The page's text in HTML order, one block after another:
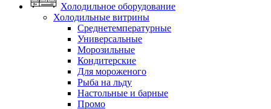
Холодильное оборудование
Холодильные витрины
Среднетемпературные
Универсальные
Морозильные
Кондитерские
Для мороженого
Рыба на льду
Настольные и барные
Промо